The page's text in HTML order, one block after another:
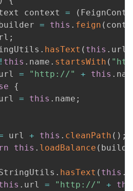
context
= (
= this . feign (
;
. hasText ( this . url
! this . name . startsWith (
= "http://" + this .
{
= this . name ;
url + this . cleanPath ( ) ;
this . loadBalance (
. hasText ( this .
. url = "http://" +